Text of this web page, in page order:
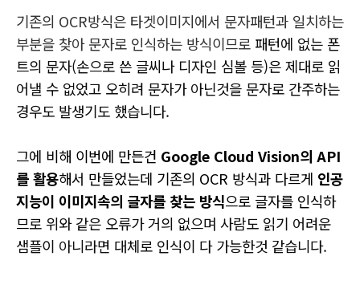
기존의 OCR방식은 타겟이미지에서 문자패턴과 일치하는
부분을 찾아 문자로 인식하는 방식이므로 패턴에 없는 폰
트의 문자(손으로 쓴 글씨나 디자인 심볼 등)은 제대로 읽
어낼 수 없었고 오히려 문자가 아닌것을 문자로 간주하는
경우도 발생기도 했습니다.
그에 비해 이번에 만든건 Google Cloud Vision의 API
를 활용해서 만들었는데 기존의 OCR 방식과 다르게 인공
지능이 이미지속의 글자를 찾는 방식으로 글자를 인식하
므로 위와 같은 오류가 거의 없으며 사람도 읽기 어려운
샘플이 아니라면 대체로 인식이 다 가능한것 같습니다.